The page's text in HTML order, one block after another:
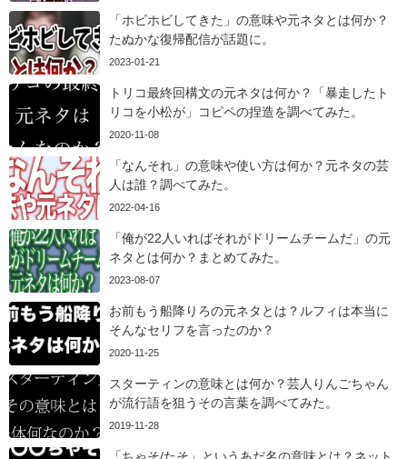
「ホビホビしてきた」の意味や元ネタとは何か？
たぬかな復帰配信が話題に。
2023-01-21
トリコ最終回構文の元ネタは何か？「暴走したト
リコを小松が」コピペの捏造を調べてみた。
2020-11-08
「なんそれ」の意味や使い方は何か？元ネタの芸
人は誰？調べてみた。
2022-04-16
「俺が22人いればそれがドリームチームだ」の元
ネタとは何か？まとめてみた。
2023-08-07
お前もう船降りろの元ネタとは？ルフィは本当に
そんなセリフを言ったのか？
2020-11-25
スターティンの意味とは何か？芸人りんごちゃん
が流行語を狙うその言葉を調べてみた。
2019-11-28